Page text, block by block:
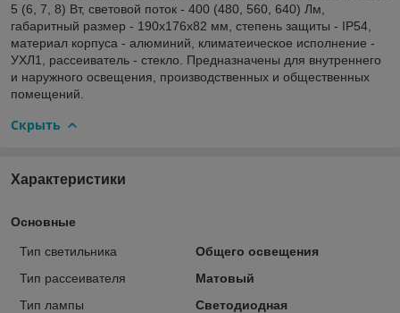
5 (6, 7, 8) Вт, световой поток - 400 (480, 560, 640) Лм,
габаритный размер - 190х176х82 мм, cтепень защиты - IP54,
материал корпуса - алюминий, климатеическое исполнение -
УХЛ1, рассеиватель - стекло. Предназначены для внутреннего
и наружного освещения, производственных и общественных
помещений.
Скрыть
Характеристики
Основные
Тип светильника
Общего освещения
Тип рассеивателя
Матовый
Тип лампы
Светодиодная